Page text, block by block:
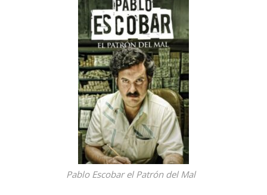
Pablo Escobar el Patrón del Mal